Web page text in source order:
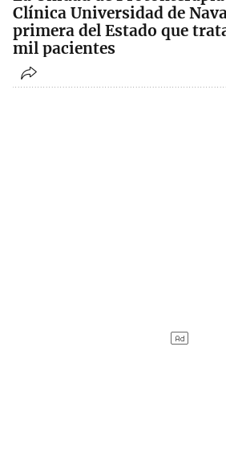
Clínica Universidad de
primera del Estado que
mil pacientes